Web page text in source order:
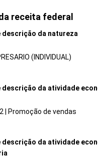
receita federal
descrição da natureza
(INDIVIDUAL)
descrição da atividade
| Promoção de vendas
descrição da atividade